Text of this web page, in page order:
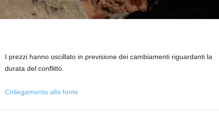
I prezzi hanno oscillato in previsione dei cambiamenti riguardanti la
durata del conflitto.
Collegamento alla fonte